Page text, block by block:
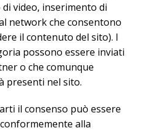
video, inserimento di
network che consentono
il contenuto del sito). I
possono essere inviati
o che comunque
presenti nel sito.
il consenso può essere
alla